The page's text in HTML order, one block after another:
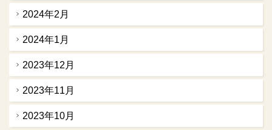
2024年2月
2024年1月
2023年12月
2023年11月
2023年10月